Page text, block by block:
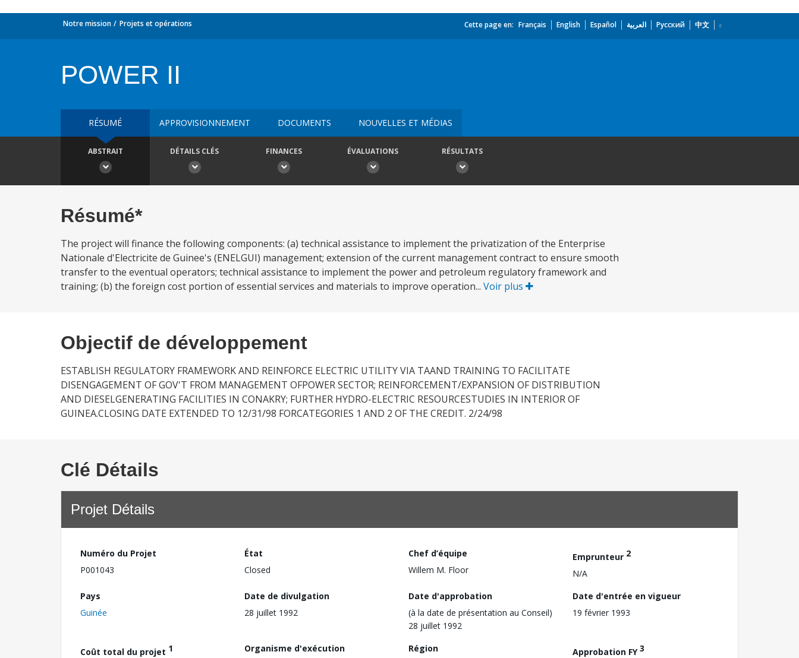
Notre mission Projets et opérations Cette page en: Français English Español العربية Русский 中文
POWER II
RÉSUMÉ APPROVISIONNEMENT DOCUMENTS NOUVELLES ET MÉDIAS
ABSTRAIT DÉTAILS CLÉS FINANCES ÉVALUATIONS RÉSULTATS
Résumé*
The project will finance the following components: (a) technical assistance to implement the privatization of the Enterprise
Nationale d'Electricite de Guinee's (ENELGUI) management; extension of the current management contract to ensure smooth
transfer to the eventual operators; technical assistance to implement the power and petroleum regulatory framework and
training; (b) the foreign cost portion of essential services and materials to improve operation... Voir plus
Objectif de développement
ESTABLISH REGULATORY FRAMEWORK AND REINFORCE ELECTRIC UTILITY VIA TAAND TRAINING TO FACILITATE
DISENGAGEMENT OF GOV'T FROM MANAGEMENT OFPOWER SECTOR; REINFORCEMENT/EXPANSION OF DISTRIBUTION
AND DIESELGENERATING FACILITIES IN CONAKRY; FURTHER HYDRO-ELECTRIC RESOURCESTUDIES IN INTERIOR OF
GUINEA.CLOSING DATE EXTENDED TO 12/31/98 FORCATEGORIES 1 AND 2 OF THE CREDIT. 2/24/98
Clé Détails
Projet Détails
Numéro du Projet
P001043
État
Closed
Chef d’équipe
Willem M. Floor
Emprunteur 2
N/A
Pays
Guinée
Date de divulgation
28 juillet 1992
Date d'approbation
(à la date de présentation au Conseil)
28 juillet 1992
Date d'entrée en vigueur
19 février 1993
Coût total du projet 1
Organisme d'exécution
Région
Approbation FY3